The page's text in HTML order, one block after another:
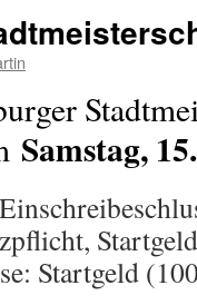
Samstag,
Startgeld